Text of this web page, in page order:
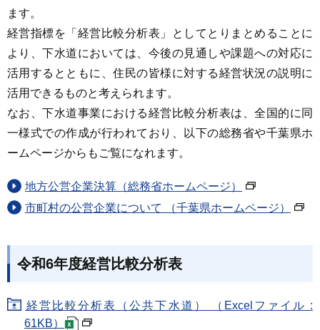
ます。
経営指標を「経営比較分析表」としてとりまとめることに
より、下水道においては、今後の見通しや課題への対応に
活用するとともに、住民の皆様に対する経営状況の説明に
活用できるものと考えられます。
なお、下水道事業における経営比較分析表は、全国的に同
一様式での作成が行われており、以下の総務省や千葉県ホ
ームページからもご覧になれます。
地方公営企業決算（総務省ホームページ）
市町村の公営企業について （千葉県ホームページ）
令和6年度経営比較分析表
経営比較分析表（公共下水道） （Excelファイル :
61KB）